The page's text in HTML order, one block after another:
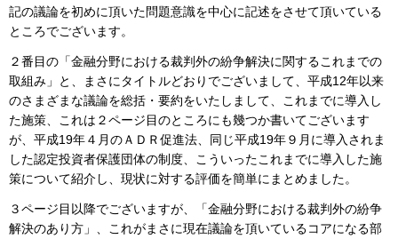
記の議論を初めに頂いた問題意識を中心に記述をさせて頂いている
ところでございます。
２番目の「金融分野における裁判外の紛争解決に関するこれまでの
取組み」と、まさにタイトルどおりでございまして、平成12年以来
のさまざまな議論を総括・要約をいたしまして、これまでに導入し
た施策、これは２ページ目のところにも幾つか書いてございます
が、平成19年４月のＡＤＲ促進法、同じ平成19年９月に導入されま
した認定投資者保護団体の制度、こういったこれまでに導入した施
策について紹介し、現状に対する評価を簡単にまとめました。
３ページ目以降でございますが、「金融分野における裁判外の紛争
解決のあり方」、これがまさに現在議論を頂いているコアになる部